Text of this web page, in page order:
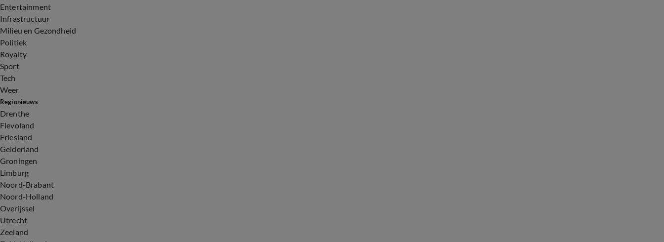
Entertainment
Infrastructuur
Milieu en Gezondheid
Politiek
Royalty
Sport
Tech
Weer
Regionieuws
Drenthe
Flevoland
Friesland
Gelderland
Groningen
Limburg
Noord-Brabant
Noord-Holland
Overijssel
Utrecht
Zeeland